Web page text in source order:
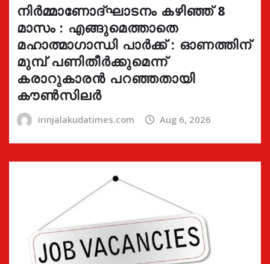
നിർമ്മാണോദ്ഘാടനം കഴിഞ്ഞ് 8
മാസം : എങ്ങുമെത്താതെ
മഹാത്മാഗാന്ധി പാർക്ക് : ഓണത്തിന്
മുമ്പ് പണിതീർക്കുമെന്ന്
കരാറുകാരൻ പറഞ്ഞതായി
കൗൺസിലർ
irinjalakudatimes.com Aug 6, 2026